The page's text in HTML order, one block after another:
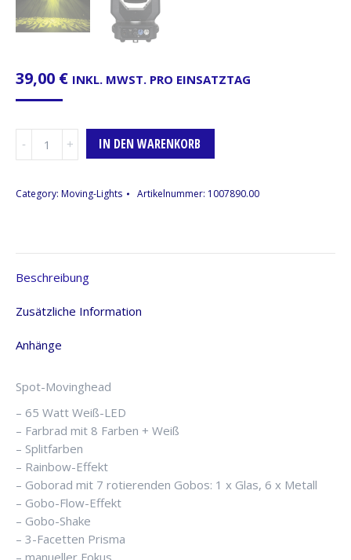
39,00 € INKL. MWST. PRO EINSATZTAG
65
IN DEN WARENKORB
Category: Moving-Lights Artikelnummer: 1007890.00
Beschreibung
Zusätzliche Information
Anhänge
Spot-Movinghead
– 65 Watt Weiß-LED
– Farbrad mit 8 Farben + Weiß
– Splitfarben
– Rainbow-Effekt
– Goborad mit 7 rotierenden Gobos: 1 x Glas, 6 x Metall
– Gobo-Flow-Effekt
– Gobo-Shake
– 3-Facetten Prisma
– manueller Fokus